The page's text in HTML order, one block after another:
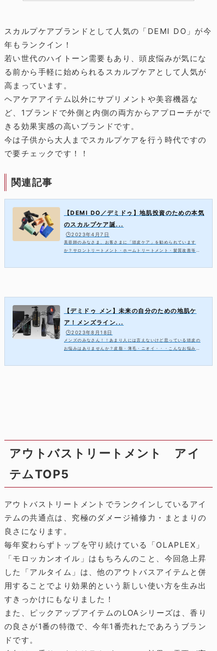
スカルプケアブランドとして人気の「DEMI DO」が今
年もランクイン！
若い世代のハイトーン需要もあり、頭皮悩みが気にな
る前から手軽に始められるスカルプケアとして人気が
高まっています。
ヘアケアアイテム以外にサプリメントや美容機器な
ど、1ブランドで外側と内側の両方からアプローチがで
きる効果実感の高いブランドです。
今は子供から大人までスカルプケアを行う時代ですの
で要チェックです！！
関連記事
【DEMI DO／デミドゥ】地肌投資のための本気
のスカルプケア誕...
🕒️2023年4月7日
美容師のみなさま、お客さまに「頭皮ケア」を勧められています
か？サロントリートメント・ホームトリートメント・髪質改善等の
ケア」に関するお話はあまりされていない...
【デミドゥ メン】未来の自分のための地肌ケ
ア！メンズライン...
🕒️2023年8月18日
メンズのみなさん！！あまり人には言えないけど思っている頭皮の
お悩みはありませんか？皮脂・薄毛・ニオイ・・・こんなお悩みを
ドゥ メン）」で解決しましょう！！また、...
アウトバストリートメント アイ
テムTOP5
アウトバストリートメントでランクインしているアイ
テムの共通点は、究極のダメージ補修力・まとまりの
良さになります。
毎年変わらずトップを守り続けている「OLAPLEX」
「モロッカンオイル」はもちろんのこと、今回急上昇
した「アルタイム」は、他のアウトバスアイテムと併
用することでより効果的という新しい使い方を生み出
すきっかけにもなりました！
また、ピックアップアイテムのLOAシリーズは、香り
の良さが1番の特徴で、今年1番売れたであろうブラン
ドです。